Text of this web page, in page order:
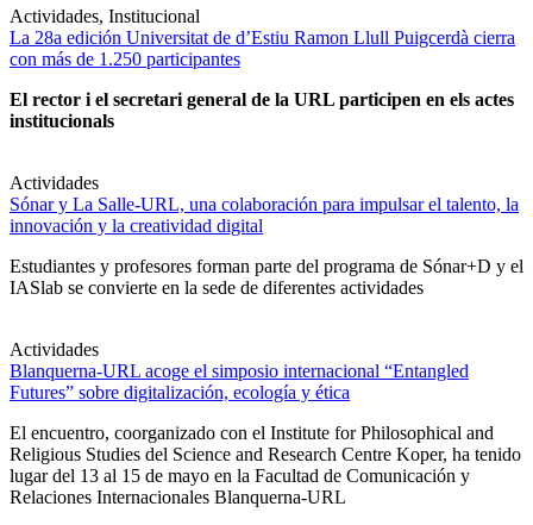
Actividades, Institucional
La 28a edición Universitat de d’Estiu Ramon Llull Puigcerdà cierra
con más de 1.250 participantes
El rector i el secretari general de la URL participen en els actes
institucionals
Actividades
Sónar y La Salle-URL, una colaboración para impulsar el talento, la
innovación y la creatividad digital
Estudiantes y profesores forman parte del programa de Sónar+D y el
IASlab se convierte en la sede de diferentes actividades
Actividades
Blanquerna-URL acoge el simposio internacional “Entangled
Futures” sobre digitalización, ecología y ética
El encuentro, coorganizado con el Institute for Philosophical and
Religious Studies del Science and Research Centre Koper, ha tenido
lugar del 13 al 15 de mayo en la Facultad de Comunicación y
Relaciones Internacionales Blanquerna-URL